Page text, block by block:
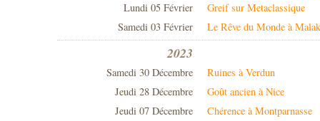
Lundi 05 Février
Greif sur Metaclassique
Samedi 03 Février
Le Rêve du Monde à
2023
Samedi 30 Décembre
Ruines à Verdun
Jeudi 28 Décembre
Goût ancien à Nice
Jeudi 07 Décembre
Chérence à Montparnasse